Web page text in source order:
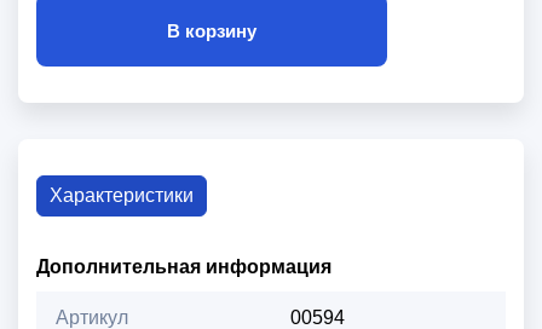
В корзину
Характеристики
Дополнительная информация
Артикул 00594